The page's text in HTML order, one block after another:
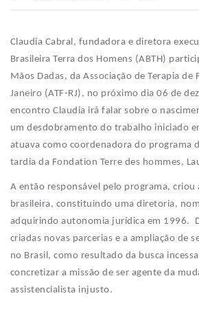
Claudia Cabral, fundadora e diretora
Brasileira Terra dos Homens (ABTH)
Mãos Dadas, da Associação de Terapia de
Janeiro (ATF-RJ), no próximo dia 06 de
encontro Claudia irá falar sobre o
um desdobramento do trabalho iniciado
atuava como coordenadora do programa
tardia da Fondation Terre des hommes,
A então responsável pelo programa, criou
brasileira, constituindo uma diretoria,
adquirindo autonomia jurídica em 1996.
criadas novas parcerias e a ampliação de
no Brasil, como resultado da busca
concretizar a missão de ser agente da
assistencialista injusto.